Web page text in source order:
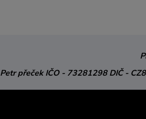
Petr přečekIČO - 73281298DIČ -